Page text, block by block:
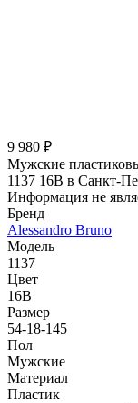
9 980 ₽
Мужские
1137 16B в Санкт-
Информация не
Бренд
Alessandro Bruno
Модель
1137
Цвет
16B
Размер
54-18-145
Пол
Мужские
Материал
Пластик